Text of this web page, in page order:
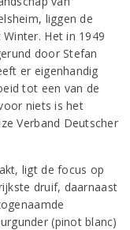
liggen de
Het in 1949
door Stefan
er eigenhandig
tot een van de
niets is het
Verband Deutscher
ligt de focus op
druif, daarnaast
(pinot blanc)